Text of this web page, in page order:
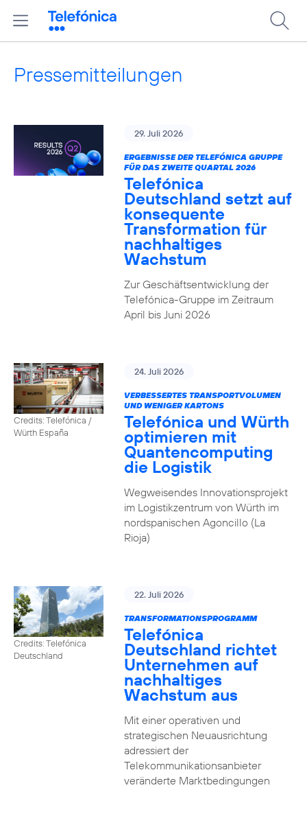
Pressemitteilungen
29. Juli 2026
ERGEBNISSE DER TELEFÓNICA GRUPPE
FÜR DAS ZWEITE QUARTAL 2026
Telefónica
Deutschland setzt auf
konsequente
Transformation für
nachhaltiges
Wachstum
Zur Geschäftsentwicklung der
Telefónica-Gruppe im Zeitraum
April bis Juni 2026
Credits: Telefónica /
Würth España
24. Juli 2026
VERBESSERTES TRANSPORTVOLUMEN
UND WENIGER KARTONS
Telefónica und Würth
optimieren mit
Quantencomputing
die Logistik
Wegweisendes Innovationsprojekt
im Logistikzentrum von Würth im
nordspanischen Agoncillo (La
Rioja)
Credits: Telefónica
Deutschland
22. Juli 2026
TRANSFORMATIONSPROGRAMM
Telefónica
Deutschland richtet
Unternehmen auf
nachhaltiges
Wachstum aus
Mit einer operativen und
strategischen Neuausrichtung
adressiert der
Telekommunikationsanbieter
veränderte Marktbedingungen